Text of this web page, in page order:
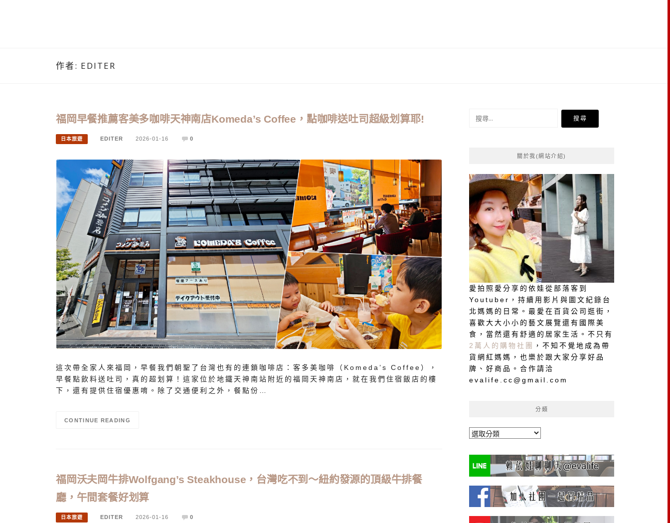
作者: EDITER
福岡早餐推薦客美多咖啡天神南店Komeda’s Coffee，點咖啡送吐司超級划算耶!
日本旅遊 EDITER 2026-01-16 0
這次帶全家人來福岡，早餐我們朝聖了台灣也有的連鎖咖啡店：客多美咖啡（Komeda’s Coffee），
早餐點飲料送吐司，真的超划算！這家位於地鐵天神南站附近的福岡天神南店，就在我們住宿飯店的樓
下，還有提供住宿優惠唷。除了交通便利之外，餐點份…
CONTINUE READING
福岡沃夫岡牛排Wolfgang’s Steakhouse，台灣吃不到～紐約發源的頂級牛排餐
廳，午間套餐好划算
日本旅遊 EDITER 2026-01-16 0
搜
關於我(網站介紹)
愛拍照愛分享的依娃從部落客到
Youtuber，持續用影片與圖文紀錄台
北媽媽的日常。最愛在百貨公司逛街，
喜歡大大小小的藝文展覽還有國際美
食，當然還有舒適的居家生活。不只有
2萬人的購物社團
，不知不覺地成為帶
貨網紅媽媽，也樂於跟大家分享好品
牌、好商品。合作請洽
evalife.cc@gmail.com
分類
分